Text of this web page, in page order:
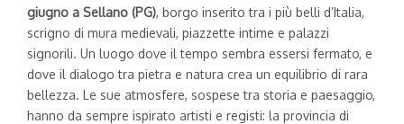
giugno a Sellano (PG), borgo inserito tra i più belli d’Italia,
scrigno di mura medievali, piazzette intime e palazzi
signorili. Un luogo dove il tempo sembra essersi fermato, e
dove il dialogo tra pietra e natura crea un equilibrio di rara
bellezza. Le sue atmosfere, sospese tra storia e paesaggio,
hanno da sempre ispirato artisti e registi: la provincia di